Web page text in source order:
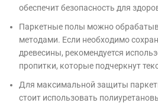
обеспечит безопасность для
Паркетные полы можно
методами. Если необходимо
древесины, рекомендуется
пропитки, которые подчеркнут
Для максимальной защиты
стоит использовать